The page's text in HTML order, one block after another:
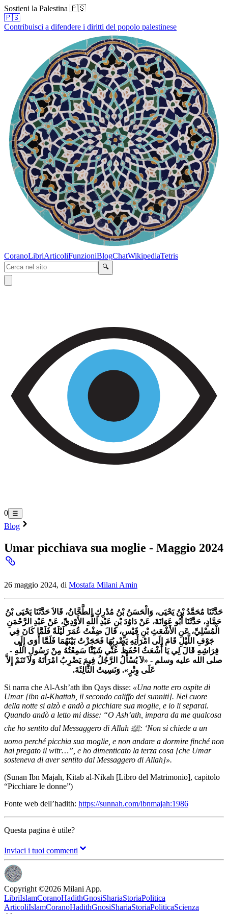
Sostieni la Palestina 🇵🇸
🇵🇸
Contribuisci a difendere i diritti del popolo palestinese
CoranoLibriArticoliFunzioniBlogChatWikipediaTetris
🔍
0 ☰
Blog
Umar picchiava sua moglie - Maggio 2024
26 maggio 2024, di Mostafa Milani Amin
حَدَّثَنَا مُحَمَّدُ بْنُ يَحْيَى، وَالْحَسَنُ بْنُ مُدْرِكٍ الطَّحَّانُ، قَالاَ حَدَّثَنَا يَحْيَى بْنُ
حَمَّادٍ، حَدَّثَنَا أَبُو عَوَانَةَ، عَنْ دَاوُدَ بْنِ عَبْدِ اللَّهِ الأَوْدِيِّ، عَنْ عَبْدِ الرَّحْمَنِ
الْمُسْلِيِّ، عَنِ الأَشْعَثِ بْنِ قَيْسٍ، قَالَ ضِفْتُ عُمَرَ لَيْلَةً فَلَمَّا كَانَ فِي
جَوْفِ اللَّيْلِ قَامَ إِلَى امْرَأَتِهِ يَضْرِبُهَا فَحَجَزْتُ بَيْنَهُمَا فَلَمَّا أَوَى إِلَى
فِرَاشِهِ قَالَ لِي يَا أَشْعَثُ احْفَظْ عَنِّي شَيْئًا سَمِعْتُهُ مِنْ رَسُولِ اللَّهِ -
صلى الله عليه وسلم - «لاَ يُسْأَلُ الرَّجُلُ فِيمَ يَضْرِبُ امْرَأَتَهُ وَلاَ تَنَمْ إِلاَّ
عَلَى وِتْرٍ». وَنَسِيتُ الثَّالِثَةَ.
Si narra che Al-Ash’ath ibn Qays disse: «Una notte ero ospite di
Umar [ibn al-Khattab, il secondo califfo dei sunniti]. Nel cuore
della notte si alzò e andò a picchiare sua moglie, e io li separai.
Quando andò a letto mi disse: “O Ash’ath, impara da me qualcosa
che ho sentito dal Messaggero di Allah ﷺ: ‘Non si chiede a un
uomo perché picchia sua moglie, e non andare a dormire finché non
hai pregato il witr…”, e ho dimenticato la terza cosa [che Umar
sosteneva di aver sentito dal Messaggero di Allah]».
(Sunan Ibn Majah, Kitab al-Nikah [Libro del Matrimonio], capitolo
“Picchiare le donne”)
Fonte web dell’hadith: https://sunnah.com/ibnmajah:1986
Questa pagina è utile?
Inviaci i tuoi commenti
Copyright ©2026 Milani App.
LibriIslamCoranoHadithGnosiShariaStoriaPolitica
ArticoliIslamCoranoHadithGnosiShariaStoriaPoliticaScienza